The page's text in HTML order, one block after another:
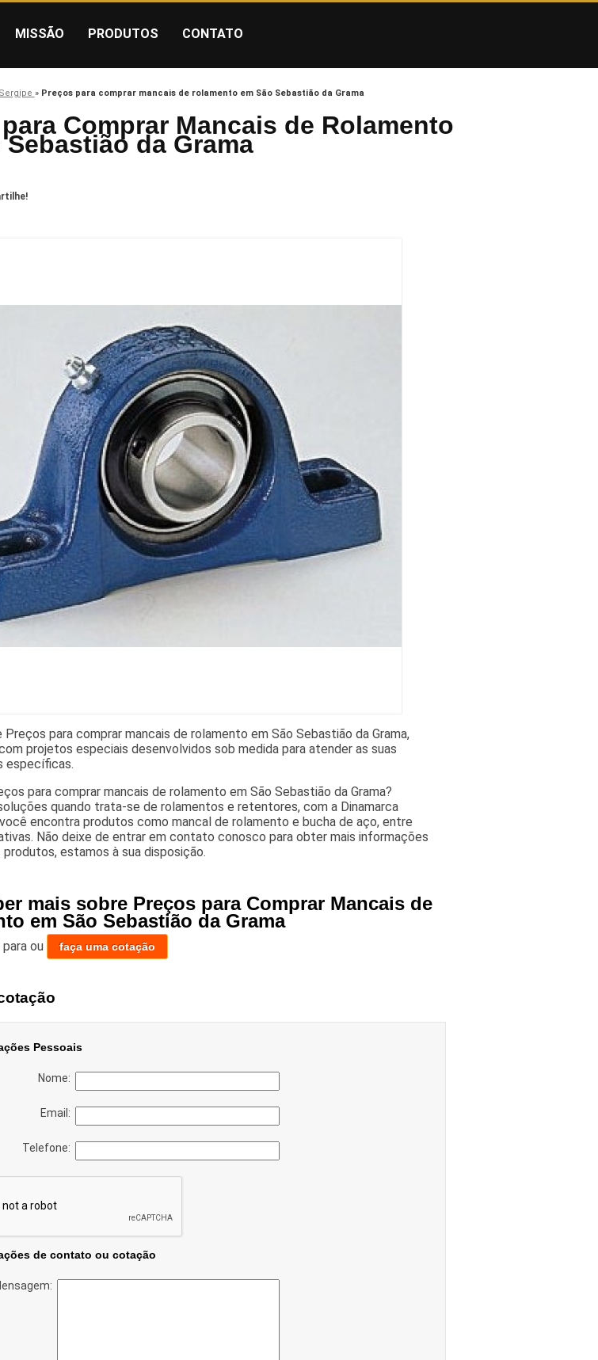
MISSÃO PRODUTOS CONTATO
» Preços para comprar mancais de rolamento em São Sebastião da Grama
Comprar Mancais de Rolamento
Sebastião da Grama
Preços para comprar mancais de rolamento em São Sebastião da Grama,
projetos especiais desenvolvidos sob medida para atender as suas
específicas.
para comprar mancais de rolamento em São Sebastião da Grama?
quando trata-se de rolamentos e retentores, com a Dinamarca
encontra produtos como mancal de rolamento e bucha de aço, entre
Não deixe de entrar em contato conosco para obter mais informações
estamos à sua disposição.
mais sobre Preços para Comprar Mancais de
em São Sebastião da Grama
para ou faça uma cotação
Pessoais
Nome:
Email:
Telefone:
de contato ou cotação